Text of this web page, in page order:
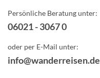
Persönliche Beratung unter:
06021 - 3067 0
oder per E-Mail unter:
info@wanderreisen.de